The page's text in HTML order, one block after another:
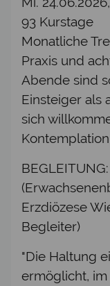
93 Kurstage
Monatliche
Praxis und
Abende sind
Einsteiger als
sich
Erzdiözese
Begleiter)
"Die Haltung
ermöglicht,